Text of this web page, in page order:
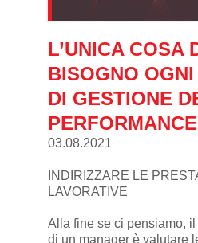
L’UNICA COSA
BISOGNO
DI GESTIONE
PERFORMANCE
03.08.2021
INDIRIZZARE LE
LAVORATIVE
Alla fine se ci pensiamo,
di un manager è valutare